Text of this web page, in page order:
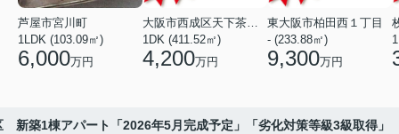
芦屋市宮川町
1LDK (103.09㎡)
6,000万円
1DK (411.52㎡)
4,200万円
東大阪市柏田西１丁目
- (233.88㎡)
9,300万円
新築1棟アパート「2026年5月完成予定」「劣化対策等級3級取得」